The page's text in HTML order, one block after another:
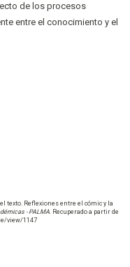
texto. Reflexiones entre el cómic y la
- PALMA. Recuperado a partir de
view/1147
de los procesos
entre el conocimiento y el